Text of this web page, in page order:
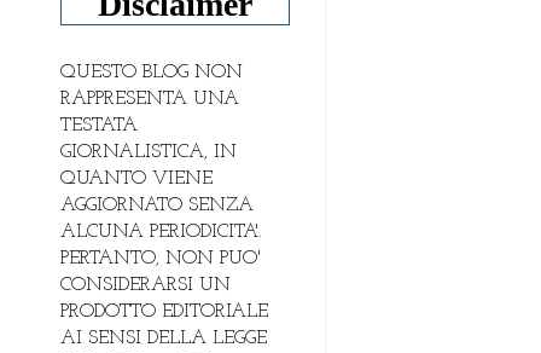
QUESTO BLOG NON
RAPPRESENTA UNA
TESTATA
GIORNALISTICA, IN
QUANTO VIENE
AGGIORNATO SENZA
ALCUNA PERIODICITA'.
PERTANTO, NON PUO'
CONSIDERARSI UN
PRODOTTO EDITORIALE
AI SENSI DELLA LEGGE